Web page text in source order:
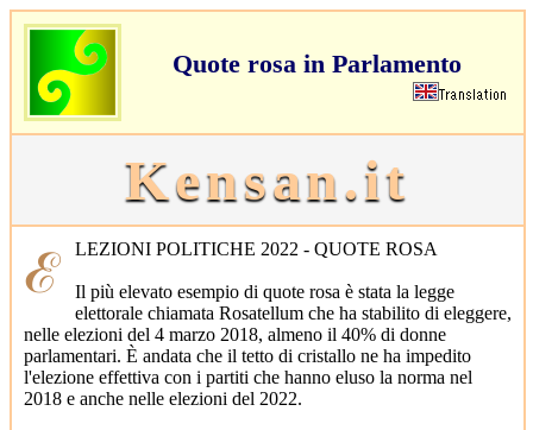
Quote rosa in Parlamento
Kensan.it
ℰLEZIONI POLITICHE 2022 - QUOTE ROSA
Il più elevato esempio di quote rosa è stata la legge
elettorale chiamata Rosatellum che ha stabilito di eleggere,
nelle elezioni del 4 marzo 2018, almeno il 40% di donne
parlamentari. È andata che il tetto di cristallo ne ha impedito
l'elezione effettiva con i partiti che hanno eluso la norma nel
2018 e anche nelle elezioni del 2022.